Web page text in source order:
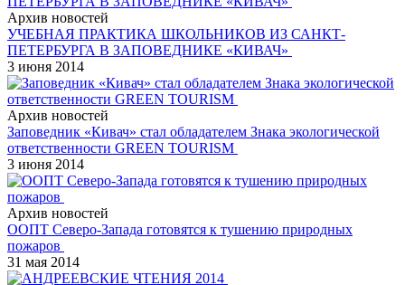
Архив новостей
УЧЕБНАЯ ПРАКТИКА ШКОЛЬНИКОВ ИЗ САНКТ-
ПЕТЕРБУРГА В ЗАПОВЕДНИКЕ «КИВАЧ»
3 июня 2014
Архив новостей
Заповедник «Кивач» стал обладателем Знака экологической
ответственности GREEN TOURISM
3 июня 2014
Архив новостей
ООПТ Северо-Запада готовятся к тушению природных
пожаров
31 мая 2014